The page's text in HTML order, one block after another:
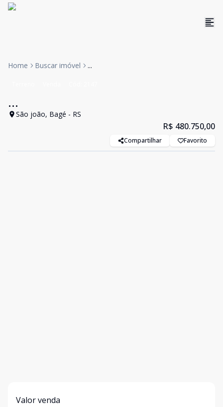
Home Buscar imóvel ...
...
São joão, Bagé - RS
R$ 480.750,00
Compartilhar Favorito
Valor venda